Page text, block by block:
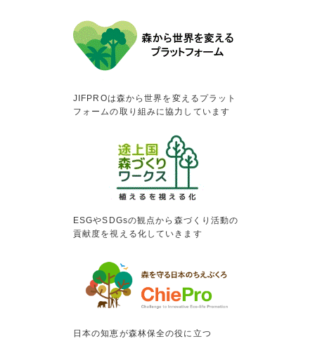
JIFPROは森から世界を変えるプラット
フォームの取り組みに協力しています
ESGやSDGsの観点から森づくり活動の
貢献度を視える化していきます
日本の知恵が森林保全の役に立つ